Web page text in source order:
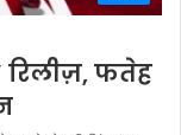
रिलीज़, फतेह